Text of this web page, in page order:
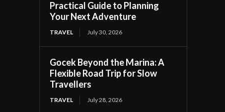
Practical Guide to Planning
Your Next Adventure
TRAVEL July 30, 2026
Gocek Beyond the Marina: A
Flexible Road Trip for Slow
Travellers
TRAVEL July 28, 2026